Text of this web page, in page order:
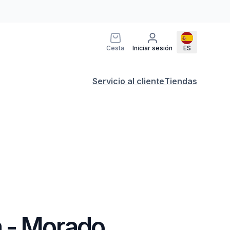
Cesta Iniciar sesión ES
Servicio al clienteTiendas